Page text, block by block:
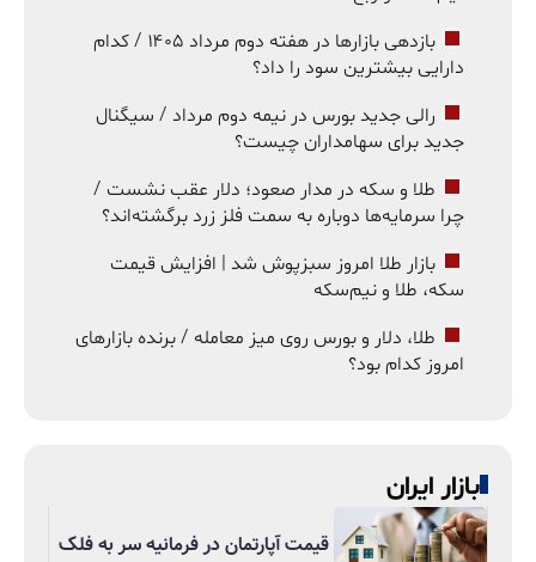
بازدهی بازارها در هفته دوم مرداد ۱۴۰۵ / کدام
دارایی بیشترین سود را داد؟
رالی جدید بورس در نیمه دوم مرداد / سیگنال
جدید برای سهامداران چیست؟
طلا و سکه در مدار صعود؛ دلار عقب نشست /
چرا سرمایه‌ها دوباره به سمت فلز زرد برگشته‌اند؟
بازار طلا امروز سبزپوش شد | افزایش قیمت
سکه، طلا و نیم‌سکه
طلا، دلار و بورس روی میز معامله / برنده بازارهای
امروز کدام بود؟
بازار ایران
قیمت آپارتمان در فرمانیه سر به فلک